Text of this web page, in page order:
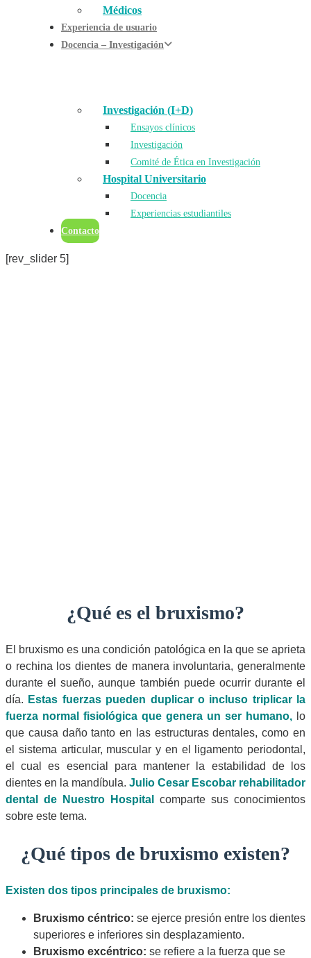
Médicos
Experiencia de usuario
Docencia – Investigación
Investigación (I+D)
Ensayos clínicos
Investigación
Comité de Ética en Investigación
Hospital Universitario
Docencia
Experiencias estudiantiles
Contacto
[rev_slider 5]
¿Qué es el bruxismo?
El bruxismo es una condición patológica en la que se aprieta
o rechina los dientes de manera involuntaria, generalmente
durante el sueño, aunque también puede ocurrir durante el
día. Estas fuerzas pueden duplicar o incluso triplicar la
fuerza normal fisiológica que genera un ser humano, lo
que causa daño tanto en las estructuras dentales, como en
el sistema articular, muscular y en el ligamento periodontal,
el cual es esencial para mantener la estabilidad de los
dientes en la mandíbula. Julio Cesar Escobar rehabilitador
dental de Nuestro Hospital comparte sus conocimientos
sobre este tema.
¿Qué tipos de bruxismo existen?
Existen dos tipos principales de bruxismo:
Bruxismo céntrico: se ejerce presión entre los dientes
superiores e inferiores sin desplazamiento.
Bruxismo excéntrico: se refiere a la fuerza que se